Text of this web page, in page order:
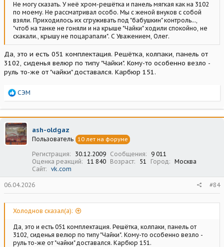
Не могу сказать. У неё хром-решётка и панель мягкая как на 3102
по моему. Не рассматривал особо. Мы с женой внуков с собой
взяли. Приходилось их сгруживать под "бабушкин" контроль...,
"чтоб на танке не гоняли и на крыше "Чайки" ходили спокойно, не
скакали., крышу не поцарапали". С Уважением, Олег.
Да, это и есть 051 комплектация. Решётка, колпаки, панель от
3102, сиденья велюр по типу "Чайки". Кому-то особенно везло -
руль то-же от "чайки" доставался. Карбюр 151.
Р
а
к
ц
и
и
СЭМ
ash-oldgaz
Пользователь 10 лет на форуме
Регистрация 30.12.2009 Сообщения
9 011
Оценка реакций
11 840 Возраст 51 Город
Москва
Сайт
vk.com
06.04.2026 #84
Холоднов сказал(а):
Да, это и есть 051 комплектация. Решётка, колпаки, панель от
3102, сиденья велюр по типу "Чайки". Кому-то особенно везло -
руль то-же от "чайки" доставался. Карбюр 151.